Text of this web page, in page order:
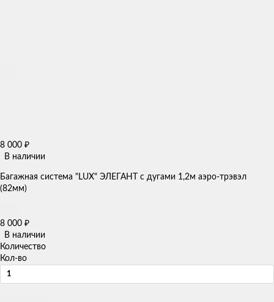
8 000 ₽
В наличии
Багажная система "LUX" ЭЛЕГАНТ с дугами 1,2м аэро-трэвэл
(82мм)
8 000 ₽
В наличии
Количество
Кол-во